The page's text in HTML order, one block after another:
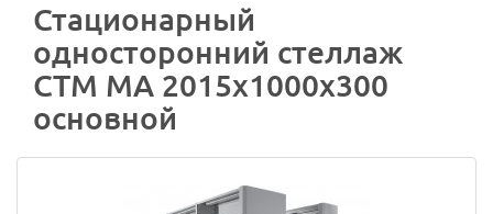
Стационарный
односторонний стеллаж
СТМ МА 2015х1000х300
основной